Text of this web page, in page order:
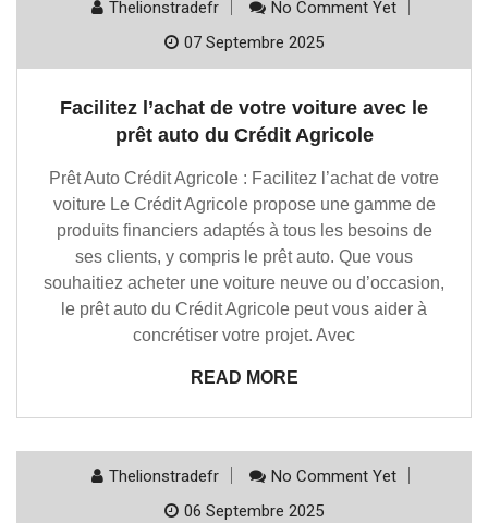
Thelionstradefr
No Comment Yet
07 Septembre 2025
Facilitez l’achat de votre voiture avec le
prêt auto du Crédit Agricole
Prêt Auto Crédit Agricole : Facilitez l’achat de votre
voiture Le Crédit Agricole propose une gamme de
produits financiers adaptés à tous les besoins de
ses clients, y compris le prêt auto. Que vous
souhaitiez acheter une voiture neuve ou d’occasion,
le prêt auto du Crédit Agricole peut vous aider à
concrétiser votre projet. Avec
READ MORE
Thelionstradefr
No Comment Yet
06 Septembre 2025